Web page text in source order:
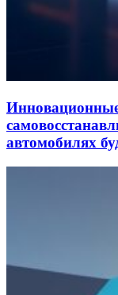
автомобилях